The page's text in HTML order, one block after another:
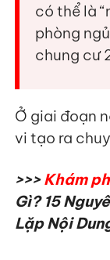
có thể là
phòng
chung cư
Ở giai đoạn
vi tạo ra
>>>Khám
Gì? 15
Lặp Nội